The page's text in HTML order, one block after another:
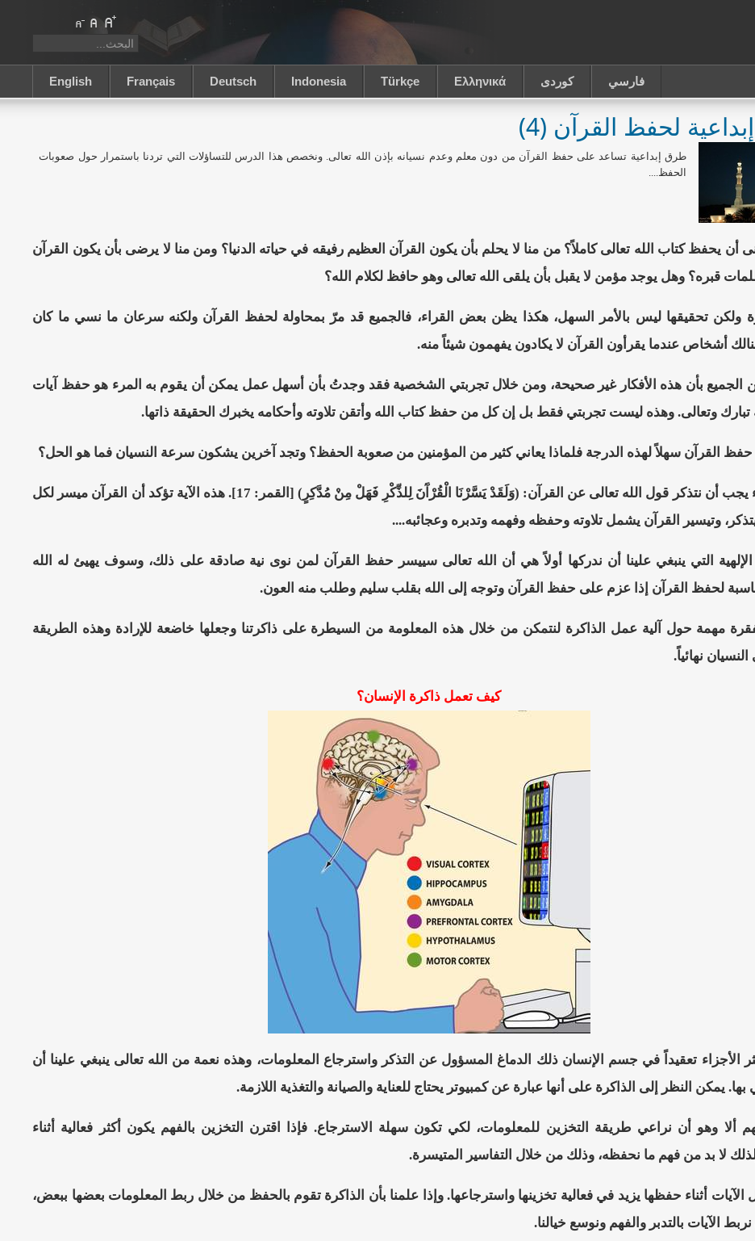
English Français Deutsch Indonesia Türkçe Ελληνικά كوردى فارسي
لحفظ القرآن (4)
طرق إبداعية تساعد على حفظ القرآن من دون معلم وعدم نسيانه بإذن الله تعالى. ونخصص هذا الدرس للتساؤلات التي تردنا باستمرار حول صعوبات
الحفظ....
أن يحفظ كتاب الله تعالى كاملاً؟ من منا لا يحلم بأن يكون القرآن العظيم رفيقه في حياته الدنيا؟ ومن منا لا يرضى بأن يكون القرآن
قبره؟ وهل يوجد مؤمن لا يقبل بأن يلقى الله تعالى وهو حافظ لكلام الله؟
ولكن تحقيقها ليس بالأمر السهل، هكذا يظن بعض القراء، فالجميع قد مرّ بمحاولة لحفظ القرآن ولكنه سرعان ما نسي ما كان
أشخاص عندما يقرأون القرآن لا يكادون يفهمون شيئاً منه.
الجميع بأن هذه الأفكار غير صحيحة، ومن خلال تجربتي الشخصية فقد وجدتُ بأن أسهل عمل يمكن أن يقوم به المرء هو حفظ آيات
تبارك وتعالى. وهذه ليست تجربتي فقط بل إن كل من حفظ كتاب الله وأتقن تلاوته وأحكامه يخبرك الحقيقة ذاتها.
حفظ القرآن سهلاً لهذه الدرجة فلماذا يعاني كثير من المؤمنين من صعوبة الحفظ؟ وتجد آخرين يشكون سرعة النسيان فما هو الحل؟
قبل كل شيء يجب أن نتذكر قول الله تعالى عن القرآن: (وَلَقَدْ يَسَّرْنَا الْقُرْآَنَ لِلذِّكْرِ فَهَلْ مِنْ مُدَّكِرٍ) [القمر: 17]. هذه الآية تؤكد أن القرآن ميسر لكل
وتيسير القرآن يشمل تلاوته وحفظه وفهمه وتدبره وعجائبه....
الإلهية التي ينبغي علينا أن ندركها أولاً هي أن الله تعالى سييسر حفظ القرآن لمن نوى نية صادقة على ذلك، وسوف يهيئ له الله
لحفظ القرآن إذا عزم على حفظ القرآن وتوجه إلى الله بقلب سليم وطلب منه العون.
مهمة حول آلية عمل الذاكرة لنتمكن من خلال هذه المعلومة من السيطرة على ذاكرتنا وجعلها خاضعة للإرادة وهذه الطريقة
نهائياً.
كيف تعمل ذاكرة الإنسان؟
الأجزاء تعقيداً في جسم الإنسان ذلك الدماغ المسؤول عن التذكر واسترجاع المعلومات، وهذه نعمة من الله تعالى ينبغي علينا أن
بها. يمكن النظر إلى الذاكرة على أنها عبارة عن كمبيوتر يحتاج للعناية والصيانة والتغذية اللازمة.
ألا وهو أن نراعي طريقة التخزين للمعلومات، لكي تكون سهلة الاسترجاع. فإذا اقترن التخزين بالفهم يكون أكثر فعالية أثناء
لا بد من فهم ما نحفظه، وذلك من خلال التفاسير المتيسرة.
الآيات أثناء حفظها يزيد في فعالية تخزينها واسترجاعها. وإذا علمنا بأن الذاكرة تقوم بالحفظ من خلال ربط المعلومات بعضها ببعض،
الآيات بالتدبر والفهم ونوسع خيالنا.